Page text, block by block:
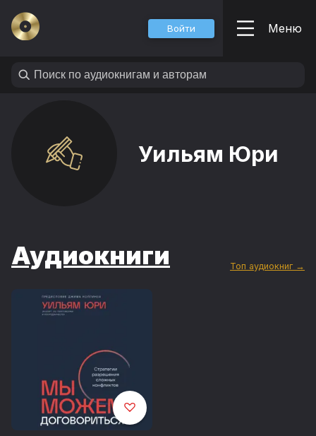
Войти Меню
Уильям Юри
Аудиокниги Топ аудиокниг →